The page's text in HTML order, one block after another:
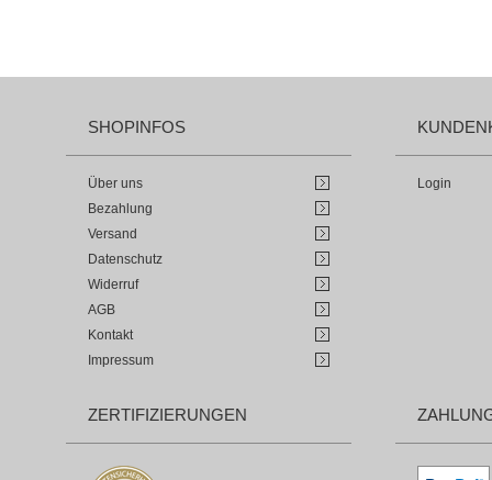
SHOPINFOS
Über uns
Bezahlung
Versand
Datenschutz
Widerruf
AGB
Kontakt
Impressum
Login
ZERTIFIZIERUNGEN